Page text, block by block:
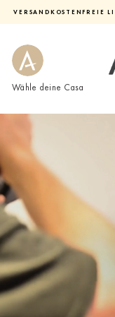
VERSANDKOSTENFREIE
Wähle deine Casa